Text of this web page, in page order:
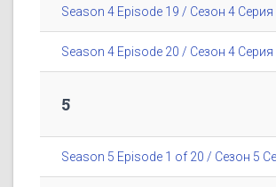
Season 4 Episode 19 / Сезон 4 Серия
Season 4 Episode 20 / Сезон 4 Серия
5
Season 5 Episode 1 of 20 / Сезон 5